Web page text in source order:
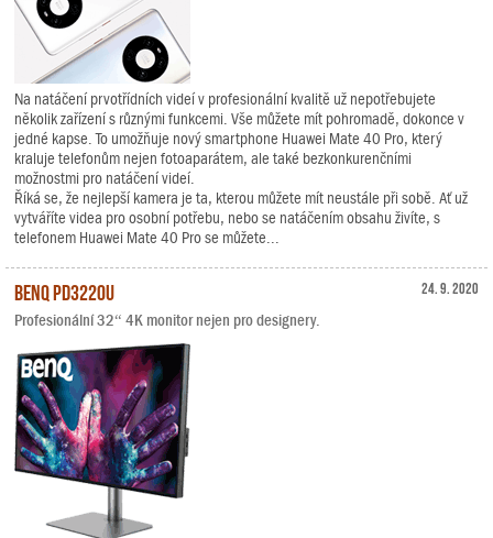
Na natáčení prvotřídních videí v profesionální kvalitě už nepotřebujete
několik zařízení s různými funkcemi. Vše můžete mít pohromadě, dokonce v
jedné kapse. To umožňuje nový smartphone Huawei Mate 40 Pro, který
kraluje telefonům nejen fotoaparátem, ale také bezkonkurenčními
možnostmi pro natáčení videí.
Říká se, že nejlepší kamera je ta, kterou můžete mít neustále při sobě. Ať už
vytváříte videa pro osobní potřebu, nebo se natáčením obsahu živíte, s
telefonem Huawei Mate 40 Pro se můžete...
24. 9. 2020
BenQ PD3220U
Profesionální 32“ 4K monitor nejen pro designery.